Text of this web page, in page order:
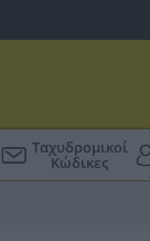
Ταχυδρομικοί
Κώδικες